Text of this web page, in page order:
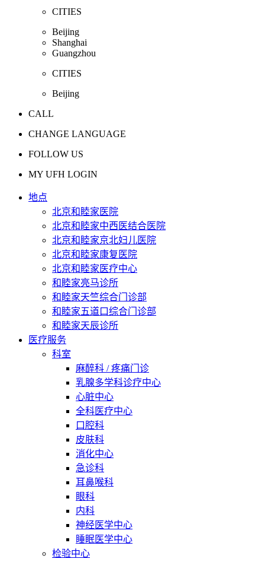
CITIES
Beijing
Shanghai
Guangzhou
CITIES
Beijing
CALL
CHANGE LANGUAGE
FOLLOW US
MY UFH LOGIN
地点
北京和睦家医院
北京和睦家中西医结合医院
北京和睦家京北妇儿医院
北京和睦家康复医院
北京和睦家医疗中心
和睦家亮马诊所
和睦家天竺综合门诊部
和睦家五道口综合门诊部
和睦家天辰诊所
医疗服务
科室
麻醉科 / 疼痛门诊
乳腺多学科诊疗中心
心脏中心
全科医疗中心
口腔科
皮肤科
消化中心
急诊科
耳鼻喉科
眼科
内科
神经医学中心
睡眠医学中心
检验中心